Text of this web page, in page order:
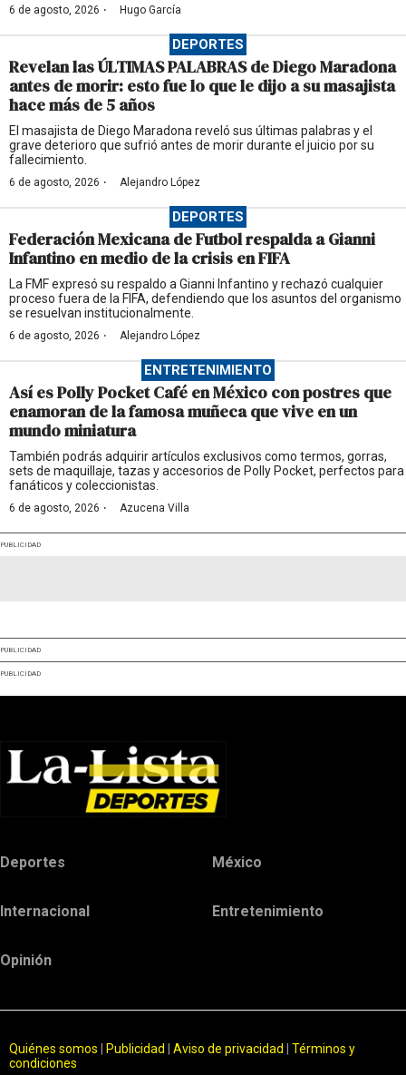
6 de agosto, 2026 · Hugo García
DEPORTES
Revelan las ÚLTIMAS PALABRAS de Diego Maradona
antes de morir: esto fue lo que le dijo a su masajista
hace más de 5 años
El masajista de Diego Maradona reveló sus últimas palabras y el
grave deterioro que sufrió antes de morir durante el juicio por su
fallecimiento.
6 de agosto, 2026 · Alejandro López
DEPORTES
Federación Mexicana de Futbol respalda a Gianni
Infantino en medio de la crisis en FIFA
La FMF expresó su respaldo a Gianni Infantino y rechazó cualquier
proceso fuera de la FIFA, defendiendo que los asuntos del organismo
se resuelvan institucionalmente.
6 de agosto, 2026 · Alejandro López
ENTRETENIMIENTO
Así es Polly Pocket Café en México con postres que
enamoran de la famosa muñeca que vive en un
mundo miniatura
También podrás adquirir artículos exclusivos como termos, gorras,
sets de maquillaje, tazas y accesorios de Polly Pocket, perfectos para
fanáticos y coleccionistas.
6 de agosto, 2026 · Azucena Villa
PUBLICIDAD
PUBLICIDAD
PUBLICIDAD
Deportes México
Internacional Entretenimiento
Opinión
Quiénes somos Publicidad Aviso de privacidad
Términos y
condiciones